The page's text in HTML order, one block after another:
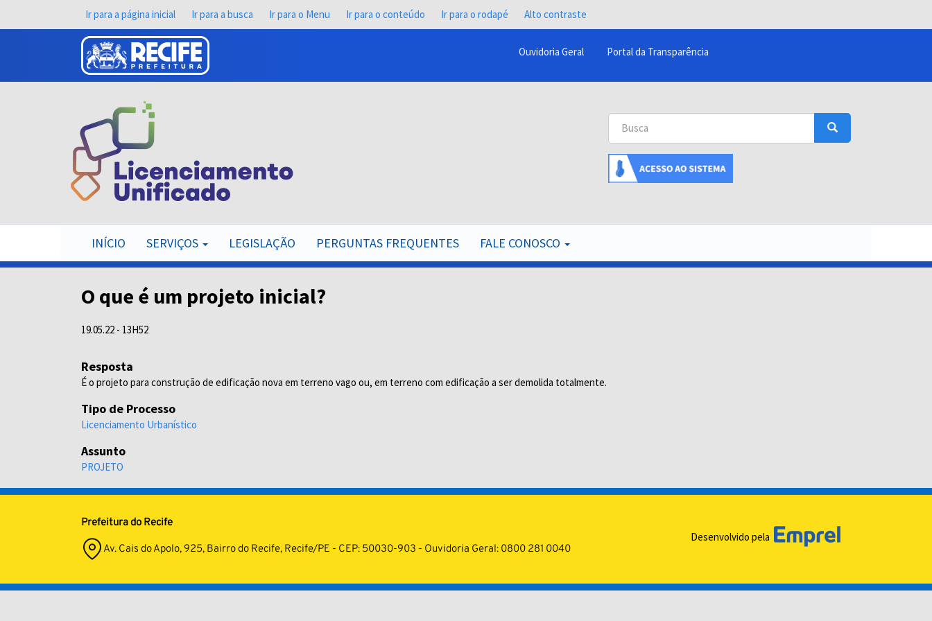
para
Ir para a página inicial Ir para a busca Ir para o Menu Ir para o conteúdo Ir para o rodapé Alto contraste
Menu
Barra
Ouvidoria Geral Portal da Transparência
Buscar
Busca
Busca
INÍCIO SERVIÇOS LEGISLAÇÃO PERGUNTAS FREQUENTES FALE CONOSCO
O que é um projeto inicial?
19.05.22 - 13H52
Resposta
É o projeto para construção de edificação nova em terreno vago ou, em terreno com edificação a ser demolida totalmente.
Tipo de Processo
Licenciamento Urbanístico
Assunto
PROJETO
Prefeitura do Recife
Av. Cais do Apolo, 925, Bairro do Recife, Recife/PE - CEP: 50030-903 - Ouvidoria Geral: 0800 281 0040
Desenvolvido pela